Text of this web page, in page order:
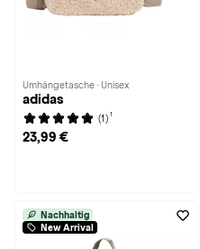
Umhängetasche · Unisex
adidas
(1) 1
23,99 €
Nachhaltig
New Arrival